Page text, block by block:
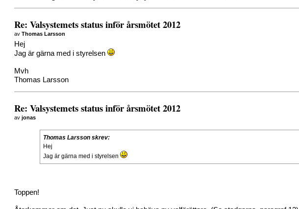
Re: Valsystemets status inför årsmötet 2012
avThomas Larsson
Hej
Jag är gärna med i styrelsen
Mvh
Thomas Larsson
Re: Valsystemets status inför årsmötet 2012
avjonas
Thomas Larsson skrev:
Hej
Jag är gärna med i styrelsen
Toppen!